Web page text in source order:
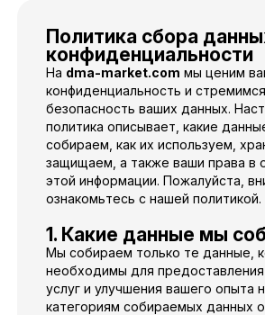
Политика сбора
конфиденциальности
На dma-market.com мы ценим
конфиденциальность и
безопасность ваших данных.
политика описывает, какие
собираем, как их используем,
защищаем, а также ваши права в
этой информации. Пожалуйста,
ознакомьтесь с нашей политикой.
1. Какие данные мы
Мы собираем только те данные,
необходимы для предоставления
услуг и улучшения вашего опыта
категориям собираемых данных